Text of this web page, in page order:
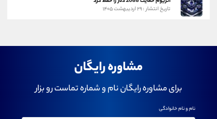
تاریخ انتشار : ۲۹ اردیبهشت ۱۴۰۵
مشاوره رایگان
برای مشاوره رایگان نام و شماره تماست رو بزار
نام و نام خانوادگی